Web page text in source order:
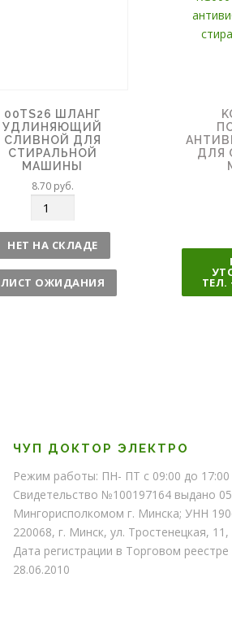
00TS26 ШЛАНГ
УДЛИНЯЮЩИЙ
СЛИВНОЙ ДЛЯ
СТИРАЛЬНОЙ
МАШИНЫ
8.70 руб.
л
и
ч
е
НЕТ НА СКЛАДЕ
ЛИСТ ОЖИДАНИЯ
ДЛЯ
ТЕЛ.
ЧУП ДОКТОР ЭЛЕКТРО
Режим работы: ПН- ПТ с 09:00 до 17:00
Свидетельство №100197164 выдано
Мингорисполкомом г. Минска; УНН
220068, г. Минск, ул. Тростенецкая, 11,
Дата регистрации в Торговом реестре
28.06.2010